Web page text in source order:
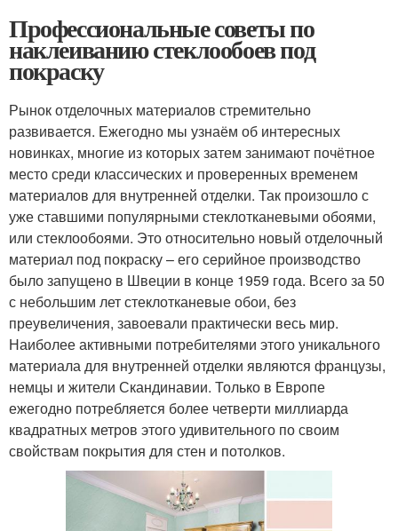
Профессиональные советы по
наклеиванию стеклообоев под
покраску
Рынок отделочных материалов стремительно
развивается. Ежегодно мы узнаём об интересных
новинках, многие из которых затем занимают почётное
место среди классических и проверенных временем
материалов для внутренней отделки. Так произошло с
уже ставшими популярными стеклотканевыми обоями,
или стеклообоями. Это относительно новый отделочный
материал под покраску – его серийное производство
было запущено в Швеции в конце 1959 года. Всего за 50
с небольшим лет стеклотканевые обои, без
преувеличения, завоевали практически весь мир.
Наиболее активными потребителями этого уникального
материала для внутренней отделки являются французы,
немцы и жители Скандинавии. Только в Европе
ежегодно потребляется более четверти миллиарда
квадратных метров этого удивительного по своим
свойствам покрытия для стен и потолков.